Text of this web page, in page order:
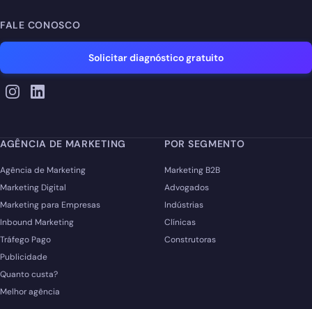
FALE CONOSCO
Solicitar diagnóstico gratuito
AGÊNCIA DE MARKETING
Agência de Marketing
Marketing Digital
Marketing para Empresas
Inbound Marketing
Tráfego Pago
Publicidade
Quanto custa?
Melhor agência
POR SEGMENTO
Marketing B2B
Advogados
Indústrias
Clínicas
Construtoras